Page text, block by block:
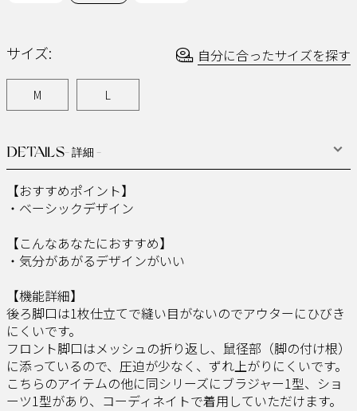
DETAILS- 詳細 -
【おすすめポイント】
・ベーシックデザイン
【こんなあなたにおすすめ】
・気分があがるデザインがいい
【機能詳細】
後ろ脚口は1枚仕立てで縫い目がないのでアウターにひびき
にくいです。
フロント脚口はメッシュの折り返し、鼠径部（脚の付け根）
に添っているので、圧迫が少なく、ずれ上がりにくいです。
こちらのアイテムの他に同シリーズにブラジャー1型、ショ
ーツ1型があり、コーディネイトで着用していただけます。
サイズ: 自分に合ったサイズを探す
M L